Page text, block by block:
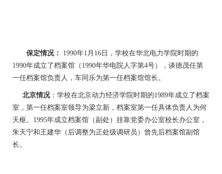
保定情况： 1990年1月16日，学校在华北电力学院时期的
1990年成立了档案馆（1990年华电院人字第4号），谈德茂任第
一任档案馆负责人，车同乐为第一任档案馆馆长。
北京情况：学校在北京动力经济学院时期的1989年成立了档案
室，第一任档案室领导为梁立新，档案室第一任具体负责人为何
天枢。1995年成立档案馆（副处）挂靠党委办公室校长办公室，
朱天宁和王建华（后调整为正处级调研员）曾先后档案馆副馆
长。